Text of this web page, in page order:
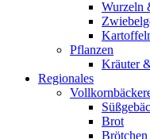
Wurzeln
Pflanzen
Kräuter
Regionales
Brot
Brötchen